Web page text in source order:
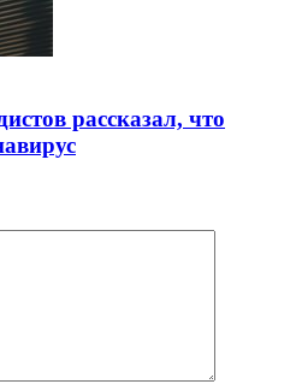
рассказал, что